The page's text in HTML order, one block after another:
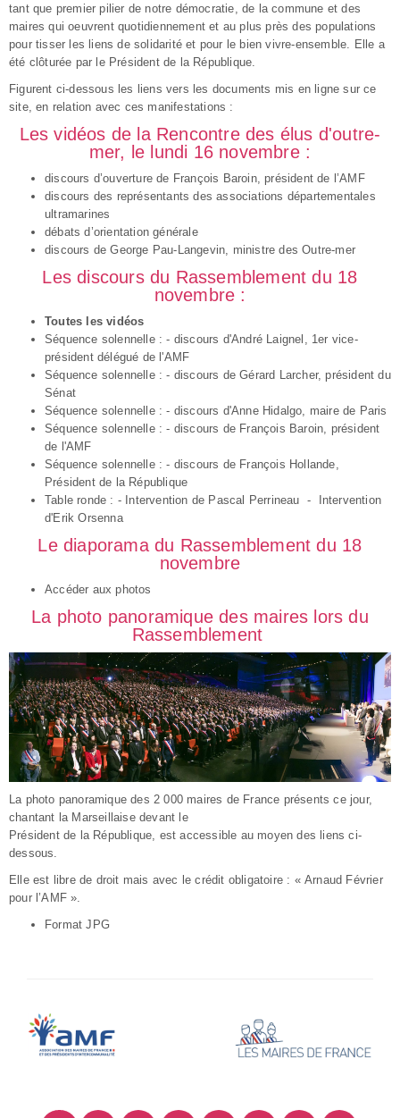
tant que premier pilier de notre démocratie, de la commune et des
maires qui oeuvrent quotidiennement et au plus près des populations
pour tisser les liens de solidarité et pour le bien vivre-ensemble. Elle a
été clôturée par le Président de la République.
Figurent ci-dessous les liens vers les documents mis en ligne sur ce
site, en relation avec ces manifestations :
Les vidéos de la Rencontre des élus d'outre-
mer, le lundi 16 novembre :
discours d’ouverture de François Baroin, président de l’AMF
discours des représentants des associations départementales
ultramarines
débats d’orientation générale
discours de George Pau-Langevin, ministre des Outre-mer
Les discours du Rassemblement du 18
novembre :
Toutes les vidéos
Séquence solennelle :- discours d'André Laignel, 1er vice-
président délégué de l'AMF
Séquence solennelle :- discours de Gérard Larcher, président du
Sénat
Séquence solennelle :- discours d'Anne Hidalgo, maire de Paris
Séquence solennelle :- discours de François Baroin, président
de l'AMF
Séquence solennelle :- discours de François Hollande,
Président de la République
Table ronde : - Intervention de Pascal Perrineau - Intervention
d'Erik Orsenna
Le diaporama du Rassemblement du 18
novembre
Accéder aux photos
La photo panoramique des maires lors du
Rassemblement
La photo panoramique des 2 000 maires de France présents ce jour,
chantant la Marseillaise devant le
Président de la République, est accessible au moyen des liens ci-
dessous.
Elle est libre de droit mais avec le crédit obligatoire : « Arnaud Février
pour l’AMF ».
Format JPG